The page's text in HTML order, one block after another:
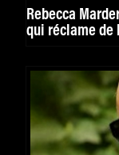
Rebecca
qui réclame de